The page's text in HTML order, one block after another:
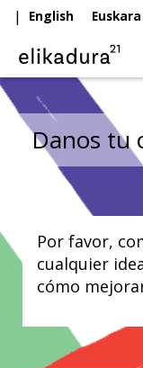
| English Euskara
PRESENTACIÓN
PROGRAMA
PONENTES
DOCUMENTOS
OPINIÓN
Danos tu
Por favor,
cualquier
cómo